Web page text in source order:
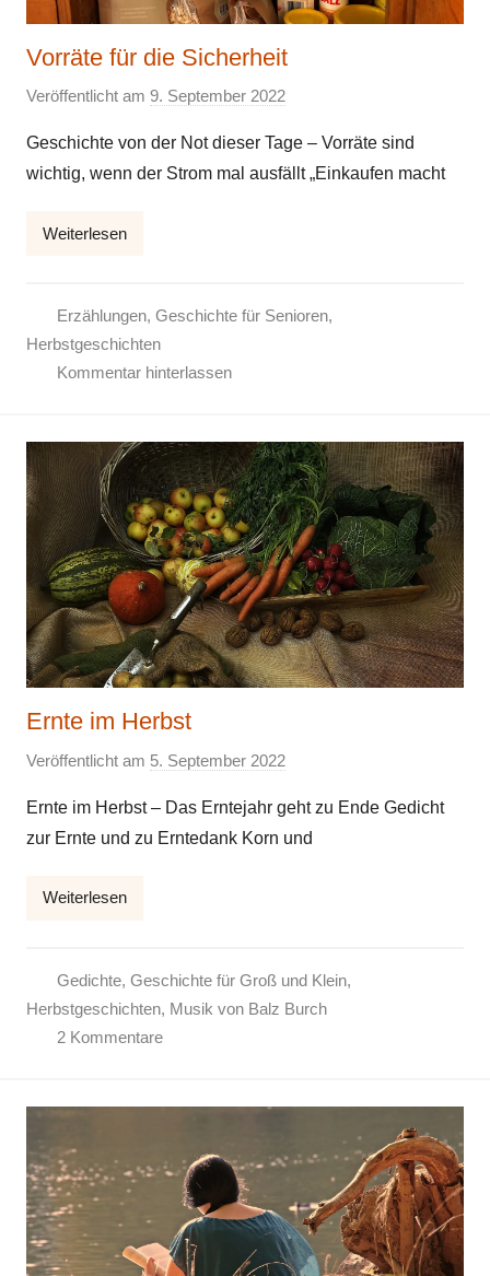
Vorräte für die Sicherheit
Veröffentlicht am 9. September 2022
n
E
Geschichte von der Not dieser Tage – Vorräte sind
wichtig, wenn der Strom mal ausfällt „Einkaufen macht
Weiterlesen
Erzählungen, Geschichte für Senioren,
Herbstgeschichten
Kommentar hinterlassen
Ernte im Herbst
Veröffentlicht am 5. September 2022
n
E
Ernte im Herbst – Das Erntejahr geht zu Ende Gedicht
zur Ernte und zu Erntedank Korn und
Weiterlesen
Gedichte, Geschichte für Groß und Klein,
Herbstgeschichten, Musik von Balz Burch
2 Kommentare